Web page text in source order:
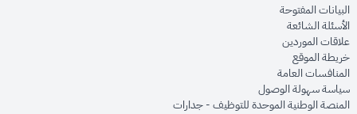
البيانات المفتوحةopens in new window
الأسئلة الشائعةopens in new window
علاقات الموردينopens in new window
خريطة الموقعopens in new window
المنافسات العامةopens in new window
سياسة سهولة الوصولopens in new window
المنصة الوطنية الموحدة للتوظيف - جداراتopens in new window